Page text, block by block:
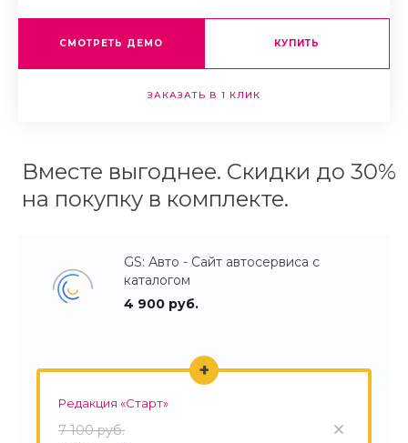
СМОТРЕТЬ ДЕМО КУПИТЬ
ЗАКАЗАТЬ В 1 КЛИК
Вместе выгоднее. Скидки до 30%
на покупку в комплекте.
GS: Авто - Сайт автосервиса с
каталогом
4 900 руб.
Редакция «Старт»
7 100 руб.
+